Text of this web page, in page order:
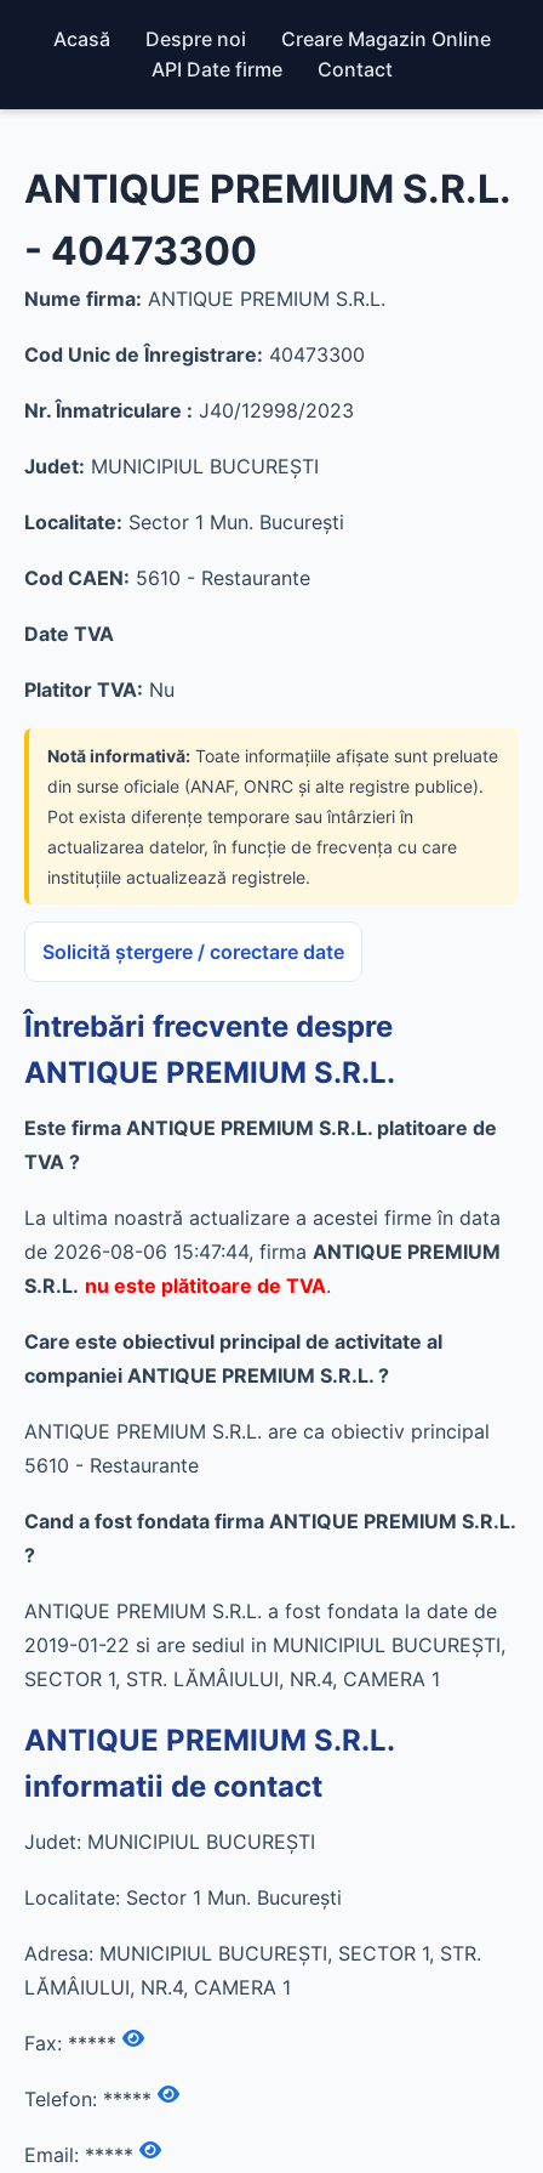
Acasă Despre noi
Creare Magazin Online
API Date firme
Contact
ANTIQUE PREMIUM S.R.L.
- 40473300
Nume firma: ANTIQUE PREMIUM S.R.L.
Cod Unic de Înregistrare: 40473300
Nr. Înmatriculare : J40/12998/2023
Judet: MUNICIPIUL BUCUREŞTI
Localitate: Sector 1 Mun. Bucureşti
Cod CAEN: 5610 - Restaurante
Date TVA
Platitor TVA: Nu
Notă informativă: Toate informațiile afișate sunt preluate
din surse oficiale (ANAF, ONRC și alte registre publice).
Pot exista diferențe temporare sau întârzieri în
actualizarea datelor, în funcție de frecvența cu care
instituțiile actualizează registrele.
Solicită ștergere / corectare date
Întrebări frecvente despre
ANTIQUE PREMIUM S.R.L.
Este firma ANTIQUE PREMIUM S.R.L. platitoare de
TVA ?
La ultima noastră actualizare a acestei firme în data
de 2026-08-06 15:47:44, firma ANTIQUE PREMIUM
S.R.L. nu este plătitoare de TVA.
Care este obiectivul principal de activitate al
companiei ANTIQUE PREMIUM S.R.L. ?
ANTIQUE PREMIUM S.R.L. are ca obiectiv principal
5610 - Restaurante
Cand a fost fondata firma ANTIQUE PREMIUM S.R.L.
?
ANTIQUE PREMIUM S.R.L. a fost fondata la date de
2019-01-22 si are sediul in MUNICIPIUL BUCUREŞTI,
SECTOR 1, STR. LĂMÂIULUI, NR.4, CAMERA 1
ANTIQUE PREMIUM S.R.L.
informatii de contact
Judet: MUNICIPIUL BUCUREŞTI
Localitate: Sector 1 Mun. Bucureşti
Adresa: MUNICIPIUL BUCUREŞTI, SECTOR 1, STR.
LĂMÂIULUI, NR.4, CAMERA 1
Fax: *****
Telefon: *****
Email: *****